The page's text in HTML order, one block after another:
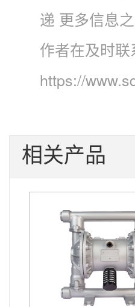
递 更多信息
作者在及时
https://
相关产品